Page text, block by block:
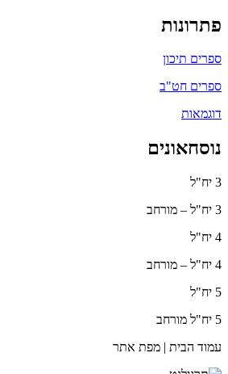
פתרונות
ספרים תיכון
ספרים חט"ב
דוגמאות
נוסחאונים
3 יח"ל
3 יח"ל – מורחב
4 יח"ל
4 יח"ל – מורחב
5 יח"ל
5 יח"ל מורחב
עמוד הבית | מפת אתר